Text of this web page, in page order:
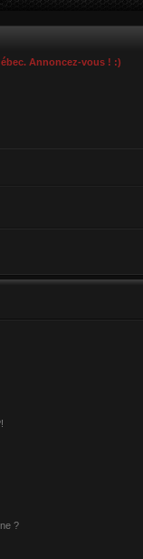
Annoncez-vous ! :)
?